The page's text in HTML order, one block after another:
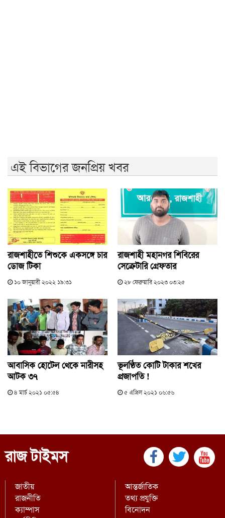
এই বিভাগের জনপ্রিয় খবর
রাজশাহীতে শিশুকে একসঙ্গে চার
ডোজ টিকা
১০ জানুয়ারী ২০২২ ১৯:৩১
রাজশাহী মহানগর শিবিরের
সেক্রেটারি গ্রেফতার
২৮ ফেব্রুয়ারি ২০২৩ ০৩:২৫
আবাসিক হোটেল থেকে নারীসহ
আটক ৩৭
৪ মার্চ ২০২১ ০৫:৫৪
ভূলণ্ঠিত কোটি টাকার শখের
প্রজাপতি !
৫ এপ্রিল ২০২১ ০৬:৫৬
রাজ টাইমস
জাতীয়
রাজনীতি
আন্তর্জাতিক
তথ্য প্রযুক্তি
ক্যাম্পাস
বিনোদন